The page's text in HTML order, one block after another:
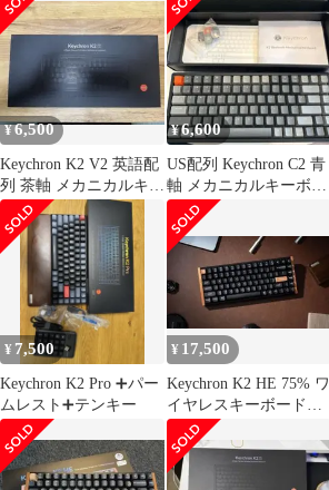
¥6,500
Keychron K2 V2 英語配
列 茶軸 メカニカルキー
ボード
¥6,600
US配列 Keychron C2 青
軸 メカニカルキーボー
ド
¥ 7,500
Keychron K2 Pro ➕パー
ムレスト➕テンキー
¥ 17,500
Keychron K2 HE 75% ワ
イヤレスキーボード
【付属品&箱有】